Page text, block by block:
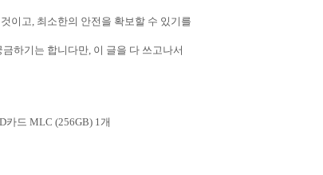
이고, 최소한의 안전을 확보할 수 있기를
하기는 합니다만, 이 글을 다 쓰고나서
카드 MLC (256GB) 1개